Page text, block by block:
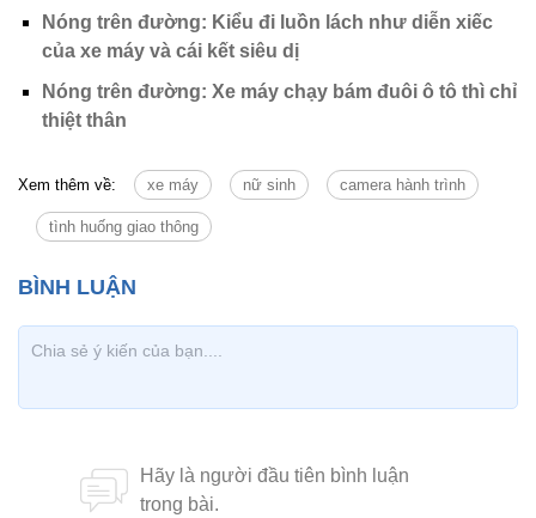
Nóng trên đường: Kiểu đi luồn lách như diễn xiếc
của xe máy và cái kết siêu dị
Nóng trên đường: Xe máy chạy bám đuôi ô tô thì chỉ
thiệt thân
Xem thêm về: xe máy nữ sinh camera hành trình
tình huống giao thông